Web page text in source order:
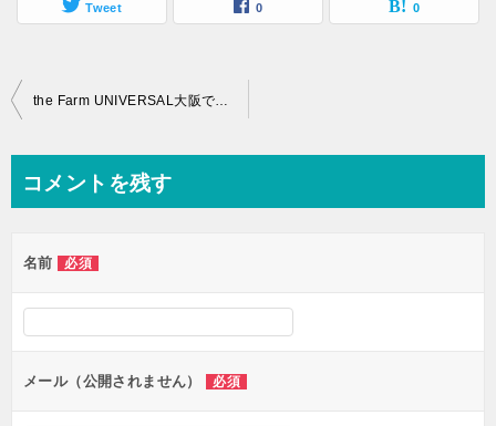
Tweet 0 0
the Farm UNIVERSAL大阪でいちご狩り体験ブログ！子供達も大満足
コメントを残す
名前 必須
メール（公開されません） 必須